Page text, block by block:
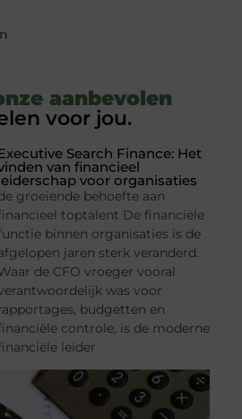
aanbevolen
voor jou.
Search Finance: Het
van financieel
voor organisaties
groeiende behoefte aan
toptalent De financiële
binnen organisaties is de
jaren sterk veranderd.
de CFO vroeger vooral
was voor
budgetten en
controle, is de moderne
leider